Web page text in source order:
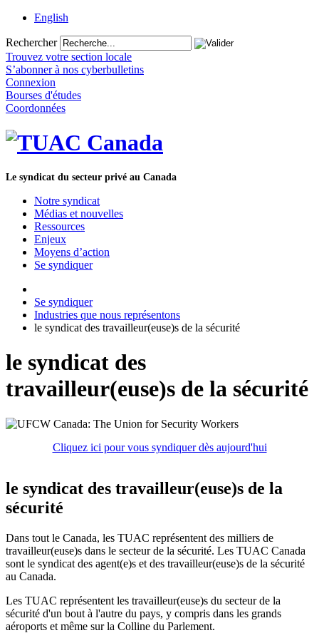
English
Rechercher
Trouvez votre section locale
S’abonner à nos cyberbulletins
Connexion
Bourses d'études
Coordonnées
Le syndicat du secteur privé au Canada
Notre syndicat
Médias et nouvelles
Ressources
Enjeux
Moyens d’action
Se syndiquer
Se syndiquer
Industries que nous représentons
le syndicat des travailleur(euse)s de la sécurité
le syndicat des
travailleur(euse)s de la sécurité
Cliquez ici pour vous syndiquer dès aujourd'hui
le syndicat des travailleur(euse)s de la
sécurité
Dans tout le Canada, les TUAC représentent des milliers de
travailleur(euse)s dans le secteur de la sécurité. Les TUAC Canada
sont le syndicat des agent(e)s et des travailleur(euse)s de la sécurité
au Canada.
Les TUAC représentent les travailleur(euse)s du secteur de la
sécurité d'un bout à l'autre du pays, y compris dans les grands
aéroports et même sur la Colline du Parlement.